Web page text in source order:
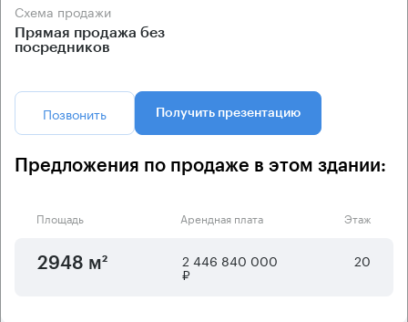
Схема продажи
Прямая продажа без
посредников
Позвонить Получить презентацию
Предложения по продаже в этом здании:
Площадь Арендная плата Этаж
2948 м² 2 446 840 000
₽
20